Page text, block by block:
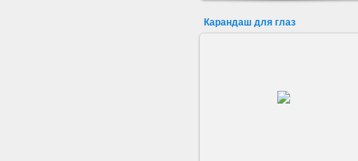
Карандаш для глаз